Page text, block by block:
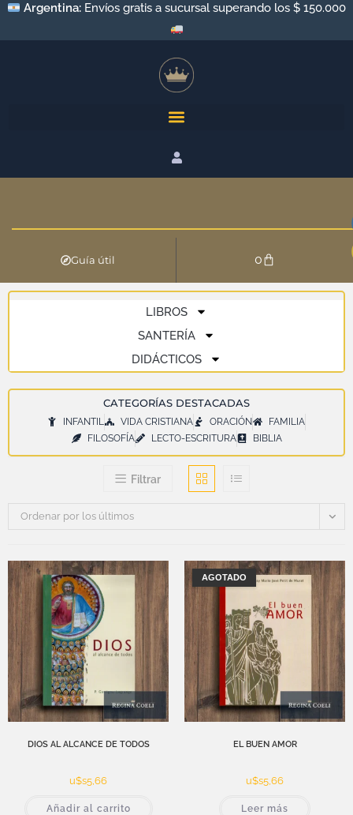
Argentina: Envíos gratis a sucursal superando los $ 150.000
Guía útil 0
LIBROS
SANTERÍA
DIDÁCTICOS
CATEGORÍAS DESTACADAS
INFANTIL VIDA CRISTIANA ORACIÓN
FAMILIA
FILOSOFÍA
LECTO-ESCRITURA BIBLIA
Filtrar
Ordenar por los últimos
DIOS AL ALCANCE DE TODOS
u$s5,66
Añadir al carrito
AGOTADO
EL BUEN AMOR
u$s5,66
Leer más